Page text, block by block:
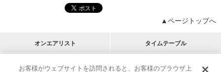
▲ページトップへ
オンエアリスト タイムテーブル
プログラムリスト チャート
お客様がウェブサイトを訪問されると、お客様のブラウザ上